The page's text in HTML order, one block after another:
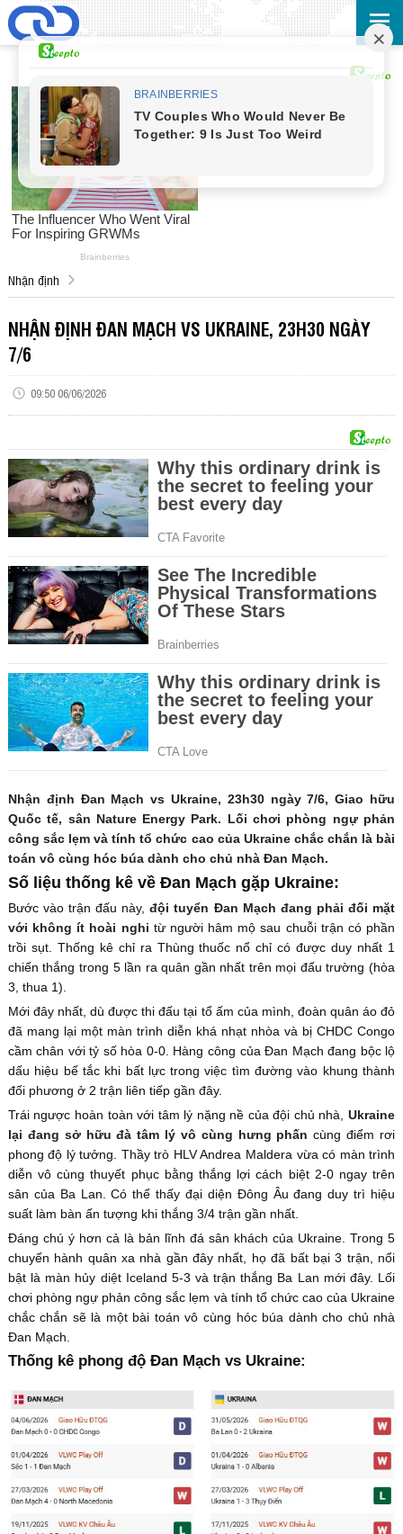
Nhận định
NHẬN ĐỊNH ĐAN MẠCH VS UKRAINE, 23H30 NGÀY
7/6
09:50 06/06/2026
Nhận định Đan Mạch vs Ukraine, 23h30 ngày 7/6, Giao hữu
Quốc tế, sân Nature Energy Park. Lối chơi phòng ngự phản
công sắc lẹm và tính tổ chức cao của Ukraine chắc chắn là bài
toán vô cùng hóc búa dành cho chủ nhà Đan Mạch.
Số liệu thống kê về Đan Mạch gặp Ukraine:
Bước vào trận đấu này,đội tuyển Đan Mạch đang phải đối mặt
với không ít hoài nghi từ người hâm mộ sau chuỗi trận có phần
trồi sụt. Thống kê chỉ ra Thùng thuốc nổ chỉ có được duy nhất 1
chiến thắng trong 5 lần ra quân gần nhất trên mọi đấu trường (hòa
3, thua 1).
Mới đây nhất, dù được thi đấu tại tổ ấm của mình, đoàn quân áo đỏ
đã mang lại một màn trình diễn khá nhạt nhòa và bị CHDC Congo
cầm chân với tỷ số hòa 0-0. Hàng công của Đan Mạch đang bộc lộ
dấu hiệu bế tắc khi bất lực trong việc tìm đường vào khung thành
đối phương ở 2 trận liên tiếp gần đây.
Trái ngược hoàn toàn với tâm lý nặng nề của đội chủ nhà,Ukraine
lại đang sở hữu đà tâm lý vô cùng hưng phấn cùng điểm rơi
phong độ lý tưởng. Thầy trò HLV Andrea Maldera vừa có màn trình
diễn vô cùng thuyết phục bằng thắng lợi cách biệt 2-0 ngay trên
sân của Ba Lan. Có thể thấy đại diện Đông Âu đang duy trì hiệu
suất làm bàn ấn tượng khi thắng 3/4 trận gần nhất.
Đáng chú ý hơn cả là bản lĩnh đá sân khách của Ukraine. Trong 5
chuyến hành quân xa nhà gần đây nhất, họ đã bất bại 3 trận, nổi
bật là màn hủy diệt Iceland 5-3 và trận thắng Ba Lan mới đây. Lối
chơi phòng ngự phản công sắc lẹm và tính tổ chức cao của Ukraine
chắc chắn sẽ là một bài toán vô cùng hóc búa dành cho chủ nhà
Đan Mạch.
Thống kê phong độ Đan Mạch vs Ukraine: